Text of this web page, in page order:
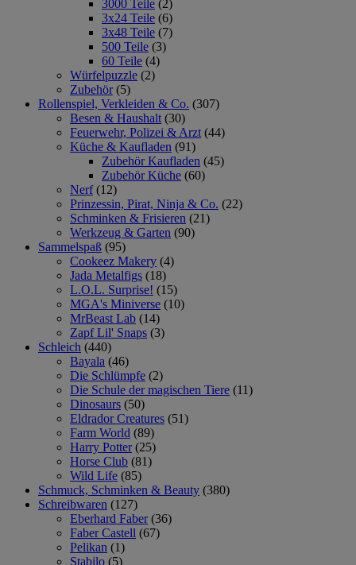
3000 Teile (2)
3x24 Teile (6)
3x48 Teile (7)
500 Teile (3)
60 Teile (4)
Würfelpuzzle (2)
Zubehör (5)
Rollenspiel, Verkleiden & Co. (307)
Besen & Haushalt (30)
Feuerwehr, Polizei & Arzt (44)
Küche & Kaufladen (91)
Zubehör Kaufladen (45)
Zubehör Küche (60)
Nerf (12)
Prinzessin, Pirat, Ninja & Co. (22)
Schminken & Frisieren (21)
Werkzeug & Garten (90)
Sammelspaß (95)
Cookeez Makery (4)
Jada Metalfigs (18)
L.O.L. Surprise! (15)
MGA's Miniverse (10)
MrBeast Lab (14)
Zapf Lil' Snaps (3)
Schleich (440)
Bayala (46)
Die Schlümpfe (2)
Die Schule der magischen Tiere (11)
Dinosaurs (50)
Eldrador Creatures (51)
Farm World (89)
Harry Potter (25)
Horse Club (81)
Wild Life (85)
Schmuck, Schminken & Beauty (380)
Schreibwaren (127)
Eberhard Faber (36)
Faber Castell (67)
Pelikan (1)
Stabilo (5)